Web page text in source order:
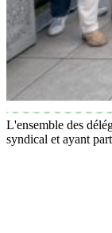
L'ensemble des
syndical et ayant